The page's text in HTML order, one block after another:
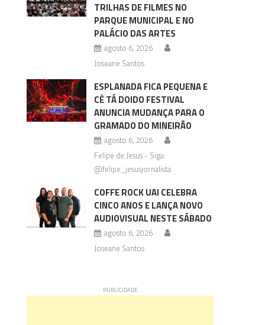
TRILHAS DE FILMES NO
PARQUE MUNICIPAL E NO
PALÁCIO DAS ARTES
agosto 6, 2026
Joseane Santos
ESPLANADA FICA PEQUENA E
CÊ TÁ DOIDO FESTIVAL
ANUNCIA MUDANÇA PARA O
GRAMADO DO MINEIRÃO
agosto 6, 2026
Felipe de Jesus - Siga:
@felipe_jesusjornalista
COFFE ROCK UAI CELEBRA
CINCO ANOS E LANÇA NOVO
AUDIOVISUAL NESTE SÁBADO
agosto 6, 2026
Joseane Santos